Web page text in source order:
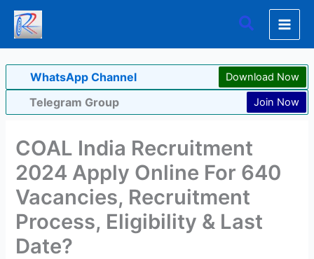
Skip
content
Search
WhatsApp Channel Download Now
Telegram Group Join Now
COAL India Recruitment
2024 Apply Online For 640
Vacancies, Recruitment
Process, Eligibility & Last
Date?